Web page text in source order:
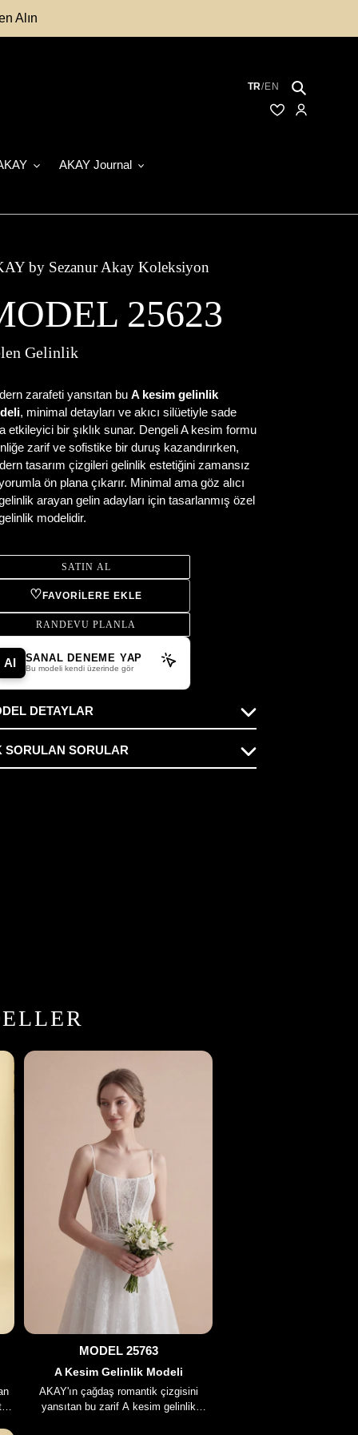
Alın
TR/EN
KayıtlıHesabım
AKAY Journal
by Sezanur Akay Koleksiyon
25623
Gelinlik
zarafeti yansıtan bu A kesim gelinlik
, minimal detayları ve akıcı silüetiyle sade
etkileyici bir şıklık sunar. Dengeli A kesim formu
zarif ve sofistike bir duruş kazandırırken,
tasarım çizgileri gelinlik estetiğini zamansız
ön plana çıkarır. Minimal ama göz alıcı
arayan gelin adayları için tasarlanmış özel
modelidir.
SATIN AL
♡FAVORILERE EKLE
RANDEVU PLANLA
AI SANAL DENEME YAP
Bu modeli kendi üzerinde gör
DETAYLAR
SORULAN SORULAR
MODEL 25763
A Kesim Gelinlik Modeli
AKAY'ın çağdaş romantik çizgisini
yansıtan bu zarif A kesim gelinlik